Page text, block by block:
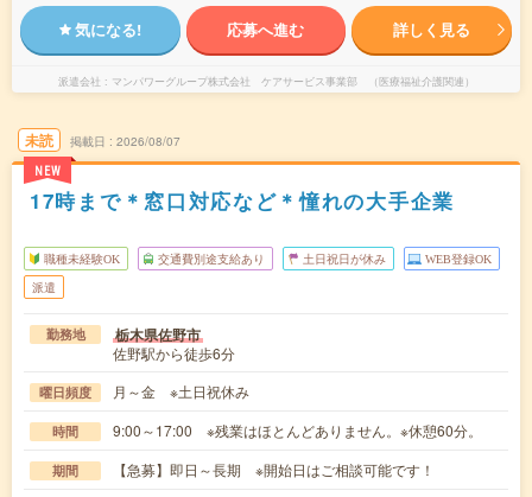
気になる! 応募へ進む 詳しく見る
派遣会社 マンパワーグループ株式会社 ケアサービス事業部 （医療福祉介護関連）
未読
NEW
掲載日 2026/08/07
17時まで＊窓口対応など＊憧れの大手企業
職種未経験OK 交通費別途支給あり 土日祝日が休み WEB登録OK
派遣
勤務地 栃木県佐野市
佐野駅から徒歩6分
曜日頻度 月～金 ※土日祝休み
時間 9:00～17:00 ※残業はほとんどありません。※休憩60分。
期間 【急募】即日～長期 ※開始日はご相談可能です！